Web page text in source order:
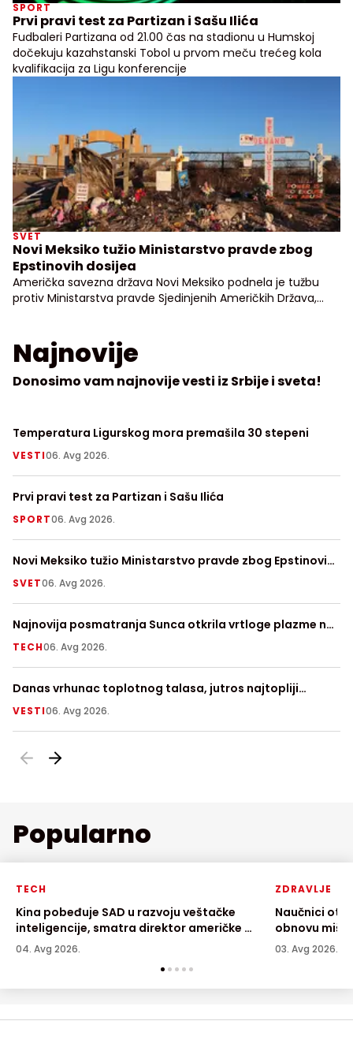
Najnovije
Donosimo vam najnovije vesti iz Srbije i sveta!
Temperatura Ligurskog mora premašila 30 stepeni
VESTI06. Avg 2026.
Prvi pravi test za Partizan i Sašu Ilića
SPORT06. Avg 2026.
Novi Meksiko tužio Ministarstvo pravde zbog Epstinovih
dosijea
SVET06. Avg 2026.
Najnovija posmatranja Sunca otkrila vrtloge plazme na
njegovoj površini
TECH06. Avg 2026.
Danas vrhunac toplotnog talasa, jutros najtopliji
Zrenjanjin sa 30 stepeni
VESTI06. Avg 2026.
SPORT
Prvi pravi test za Partizan i Sašu Ilića
Fudbaleri Partizana od 21.00 čas na stadionu u Humskoj
dočekuju kazahstanski Tobol u prvom meču trećeg kola
kvalifikacija za Ligu konferencije
SVET
Novi Meksiko tužio Ministarstvo pravde zbog
Epstinovih dosijea
Američka savezna država Novi Meksiko podnela je tužbu
protiv Ministarstva pravde Sjedinjenih Američkih Država,
Popularno
TECH
Kina pobeđuje SAD u razvoju veštačke
inteligencije, smatra direktor američke AI
kompanije
04. Avg 2026.
ZDRAVLJE
Naučnici
obnovu
03. Avg 2026.